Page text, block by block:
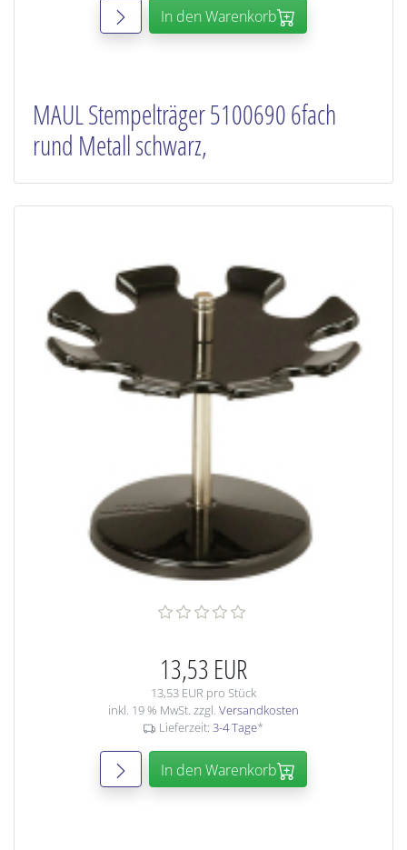
In den Warenkorb
MAUL Stempelträger 5100690 6fach
rund Metall schwarz,
13,53 EUR
13,53 EUR pro Stück
inkl. 19 % MwSt. zzgl. Versandkosten
Lieferzeit: 3-4 Tage*
In den Warenkorb